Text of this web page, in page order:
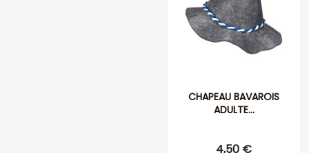
CHAPEAU BAVAROIS
ADULTE...
4,50 €